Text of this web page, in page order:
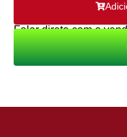
Falar direto com o